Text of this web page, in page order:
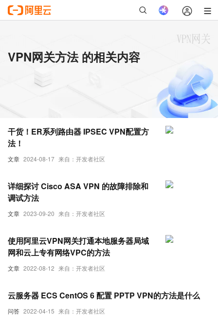
VPN网关方法 的相关内容
文章 2024-08-17 来自：开发者社区
干货！ER系列路由器 IPSEC VPN配置方
法！
文章 2023-09-20 来自：开发者社区
详细探讨 Cisco ASA VPN 的故障排除和
调试方法
文章 2022-08-12 来自：开发者社区
使用阿里云VPN网关打通本地服务器局域
网和云上专有网络VPC的方法
问答 2022-04-15 来自：开发者社区
云服务器 ECS CentOS 6 配置 PPTP VPN的方法是什么